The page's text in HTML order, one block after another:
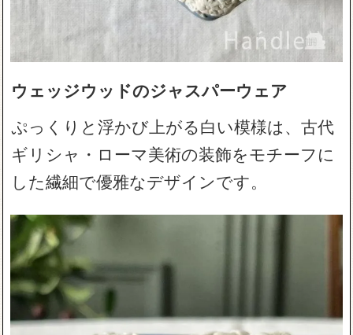
ウェッジウッドのジャスパーウェア
ぷっくりと浮かび上がる白い模様は、古代
ギリシャ・ローマ美術の装飾をモチーフに
した繊細で優雅なデザインです。